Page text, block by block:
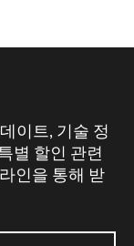
이트, 기술 정
별 할인 관련
인을 통해 받